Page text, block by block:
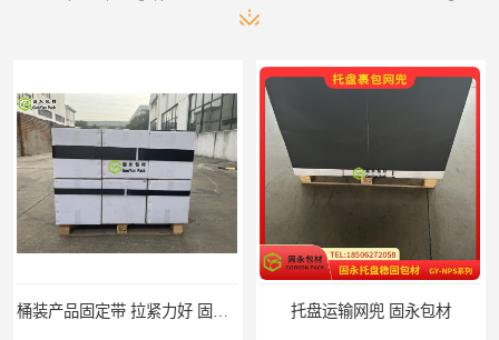
托盘运输网兜 固永包材 托盘打包绑带 固永包材